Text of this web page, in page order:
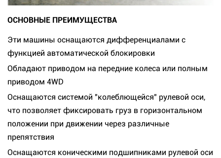
ОСНОВНЫЕ ПРЕИМУЩЕСТВА
Эти машины оснащаются дифференциалами с
функцией автоматической блокировки
Обладают приводом на передние колеса или полным
приводом 4WD
Оснащаются системой "колеблющейся" рулевой оси,
что позволяет фиксировать груз в горизонтальном
положении при движении через различные
препятствия
Оснащаются коническими подшипниками рулевой оси